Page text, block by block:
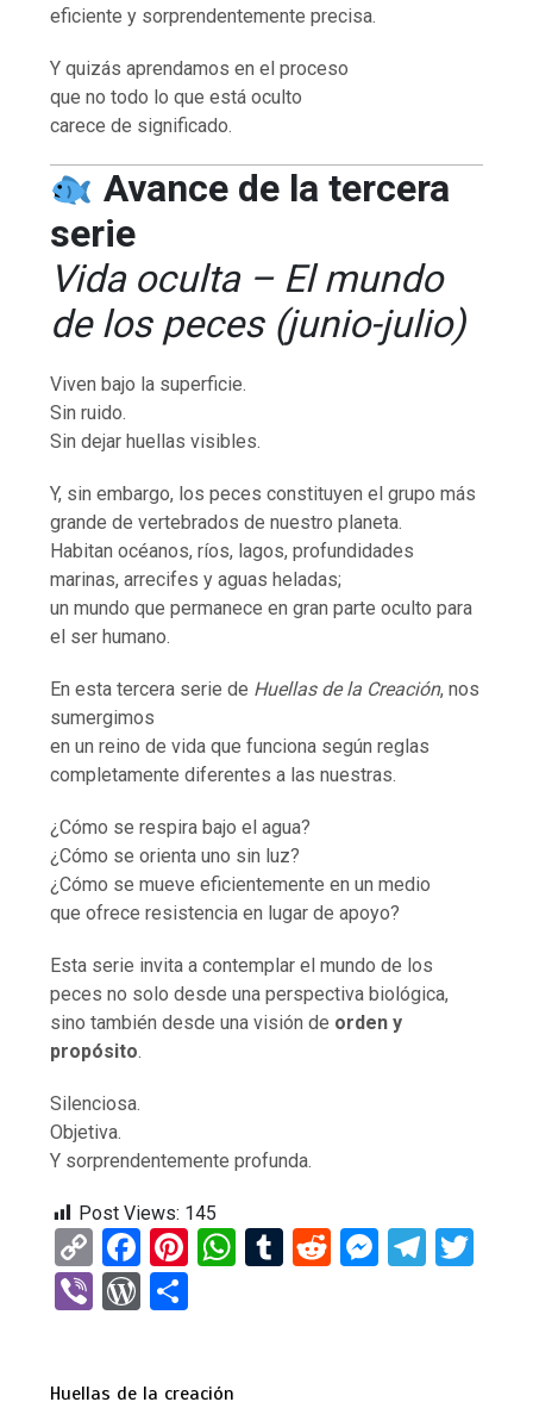
eficiente y sorprendentemente precisa.
Y quizás aprendamos en el proceso
que no todo lo que está oculto
carece de significado.
Avance de la tercera
serie
Vida oculta – El mundo
de los peces (junio-julio)
Viven bajo la superficie.
Sin ruido.
Sin dejar huellas visibles.
Y, sin embargo, los peces constituyen el grupo más
grande de vertebrados de nuestro planeta.
Habitan océanos, ríos, lagos, profundidades
marinas, arrecifes y aguas heladas;
un mundo que permanece en gran parte oculto para
el ser humano.
En esta tercera serie de Huellas de la Creación, nos
sumergimos
en un reino de vida que funciona según reglas
completamente diferentes a las nuestras.
¿Cómo se respira bajo el agua?
¿Cómo se orienta uno sin luz?
¿Cómo se mueve eficientemente en un medio
que ofrece resistencia en lugar de apoyo?
Esta serie invita a contemplar el mundo de los
peces no solo desde una perspectiva biológica,
sino también desde una visión de orden y
propósito.
Silenciosa.
Objetiva.
Y sorprendentemente profunda.
Post Views: 145
C
o
py
F
a
ce
Pi W T
R
M T
Vi W
Huellas de la creación